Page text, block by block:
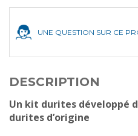
UNE QUESTION SUR CE
DESCRIPTION
Un kit durites développé
durites d’origine